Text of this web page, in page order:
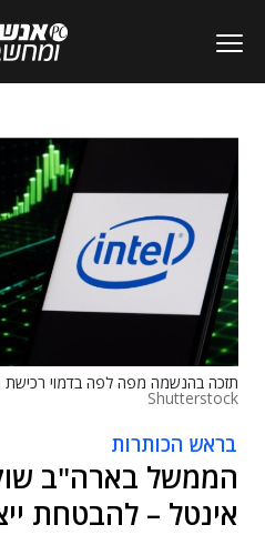
תזכה בהנשמה מפה לפה בדמוי רכישת
Shutterstock
בראש הכותרות
הממשל בארה"ב
אינטל – להבטחת